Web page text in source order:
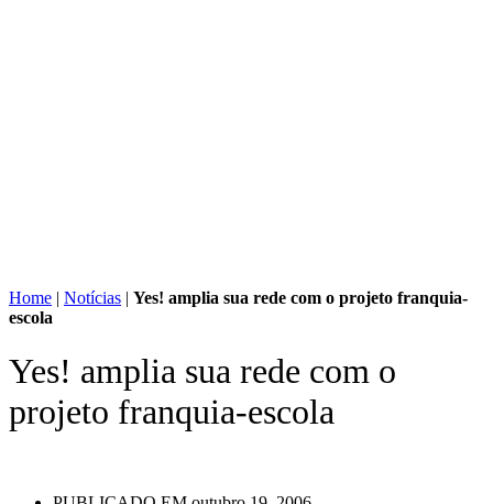
Home | Notícias | Yes! amplia sua rede com o projeto franquia-
escola
Yes! amplia sua rede com o
projeto franquia-escola